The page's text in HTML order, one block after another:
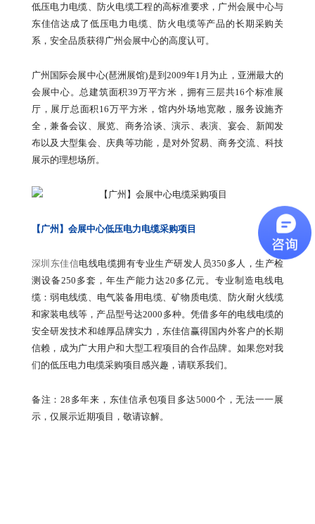
低压电力电缆、防火电缆工程的高标准要求，广州会展中心与
东佳信达成了低压电力电缆、防火电缆等产品的长期采购关
系，安全品质获得广州会展中心的高度认可。
广州国际会展中心(琶洲展馆)是到2009年1月为止，亚洲最大的
会展中心。总建筑面积39万平方米，拥有三层共16个标准展
厅，展厅总面积16万平方米，馆内外场地宽敞，服务设施齐
全，兼备会议、展览、商务洽谈、演示、表演、宴会、新闻发
布以及大型集会、庆典等功能，是对外贸易、商务交流、科技
展示的理想场所。
【广州】会展中心低压电力电缆采购项目
深圳东佳信电线电缆拥有专业生产研发人员350多人，生产检
测设备250多套，年生产能力达20多亿元。专业制造电线电
缆：弱电线缆、电气装备用电缆、矿物质电缆、防火耐火线缆
和家装电线等，产品型号达2000多种。凭借多年的电线电缆的
安全研发技术和雄厚品牌实力，东佳信赢得国内外客户的长期
信赖，成为广大用户和大型工程项目的合作品牌。如果您对我
们的低压电力电缆采购项目感兴趣，请联系我们。
备注：28多年来，东佳信承包项目多达5000个，无法一一展
示，仅展示近期项目，敬请谅解。